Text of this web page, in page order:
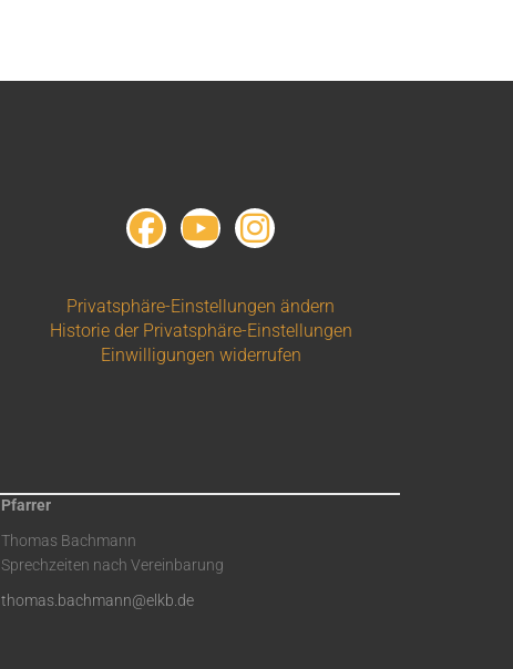
Privatsphäre-Einstellungen ändern
Historie der Privatsphäre-Einstellungen
Einwilligungen widerrufen
Pfarrer
Thomas Bachmann
Sprechzeiten nach Vereinbarung
thomas.bachmann@elkb.de